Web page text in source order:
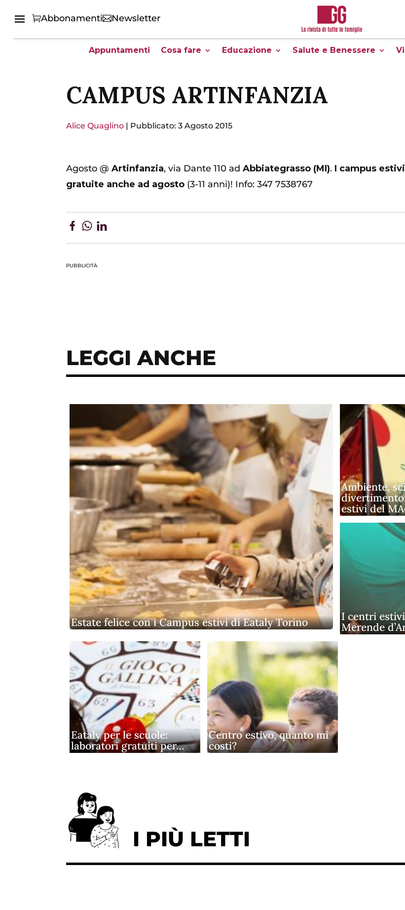
Abbonamenti Newsletter
Appuntamenti Cosa fare Educazione Salute e Benessere
CAMPUS ARTINFANZIA
Alice Quaglino | Pubblicato: 3 Agosto 2015
Agosto @Artinfanzia, via Dante 110 adAbbiategrasso (MI). I campus
gratuite anche ad agosto (3-11 anni)! Info: 347 7538767
PUBBLICITÀ
LEGGI ANCHE
Estate felice con i Campus estivi di Eataly Torino
Ambiente,
estivi del
I centri
Merende
Eataly per le scuole:
laboratori gratuiti per…
Centro estivo, quanto mi
costi?
I PIÙ LETTI